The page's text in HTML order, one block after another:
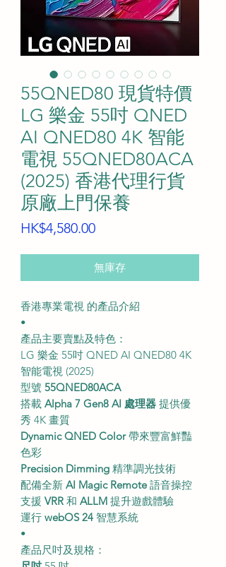
55QNED80 現貨特價
LG 樂金 55吋 QNED
AI QNED80 4K 智能
電視 55QNED80ACA
(2025) 香港代理行貨
原廠上門保養
HK$4,580.00價
無庫存
香港專業電視 的產品介紹
•
產品主要賣點及特色：
LG 樂金 55吋 QNED AI QNED80 4K
智能電視 (2025)
型號 55QNED80ACA
搭載 Alpha 7 Gen8 AI 處理器 提供優
秀 4K 畫質
Dynamic QNED Color帶來豐富鮮豔
色彩
Precision Dimming 精準調光技術
配備全新 AI Magic Remote語音操控
支援 VRR 和 ALLM 提升遊戲體驗
運行 webOS 24 智慧系統
•
產品尺吋及規格：